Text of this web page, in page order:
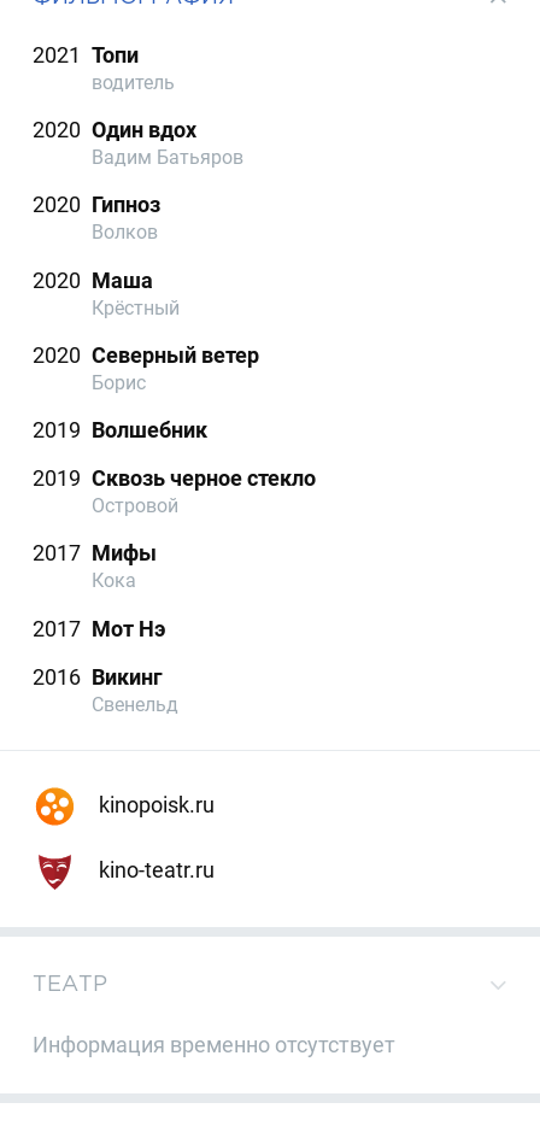
2021 Топи
водитель
2020 Один вдох
Вадим Батьяров
2020 Гипноз
Волков
2020 Маша
Крёстный
2020 Северный ветер
Борис
2019 Волшебник
2019 Сквозь черное стекло
Островой
2017 Мифы
Кока
2017 Мот Нэ
2016 Викинг
Свенельд
kinopoisk.ru
kino-teatr.ru
ТЕАТР
Информация временно отсутствует